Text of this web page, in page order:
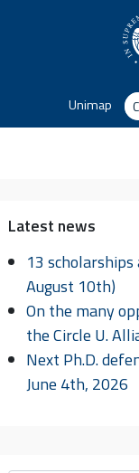
Unimap
Cerca
Latest news
13
August 10th)
On the many
the Circle U.
Next Ph.D.
June 4th, 2026